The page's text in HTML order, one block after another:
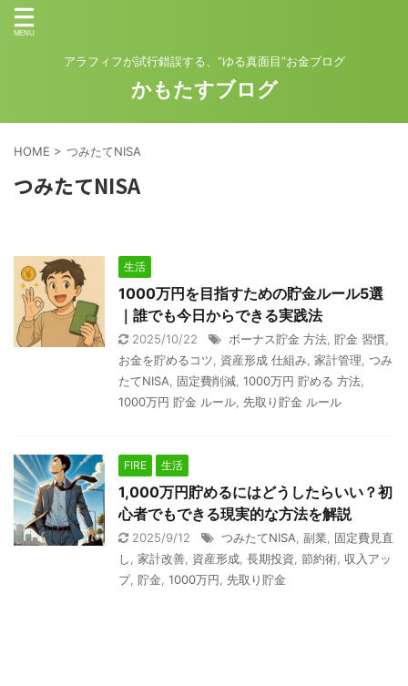
アラフィフが試行錯誤する、“ゆる真面目”お金ブログ
かもたすブログ
HOME > つみたてNISA
つみたてNISA
生活
1000万円を目指すための貯金ルール5選
｜誰でも今日からできる実践法
2025/10/22 ボーナス貯金 方法 貯金 習慣
お金を貯めるコツ
資産形成 仕組み 家計管理 つみ
たてNISA
固定費削減 1000万円 貯める 方法
1000万円 貯金 ルール 先取り貯金 ルール
FIRE 生活
1,000万円貯めるにはどうしたらいい？初
心者でもできる現実的な方法を解説
2025/9/12 つみたてNISA 副業
固定費見直
し
家計改善 資産形成 長期投資 節約術 収入アッ
プ, 貯金 1000万円 先取り貯金